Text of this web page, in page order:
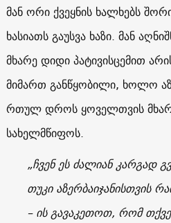
მან ორი ქვეყნის ხალხებს
ხასიათს გაუსვა ხაზი. მან
მხარე დიდი პატივისცემით
მიმართ განწყობილი, ხოლო
რთულ დროს ყოველთვის
სახელმწიფოს.
„ჩვენ ეს ძალიან კარგად
თუკი აზერბაიჯანისთვის
– ის გავაკეთოთ, რომ